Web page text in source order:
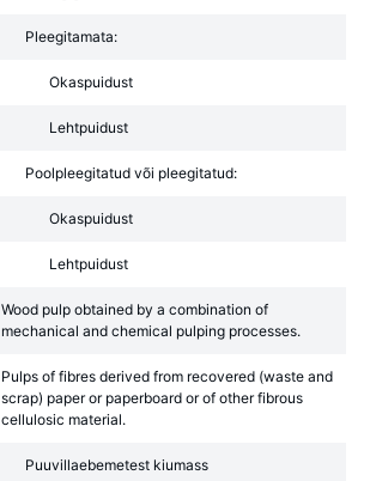
Pleegitamata:
Okaspuidust
Lehtpuidust
Poolpleegitatud või pleegitatud:
Okaspuidust
Lehtpuidust
Wood pulp obtained by a combination of
mechanical and chemical pulping processes.
Pulps of fibres derived from recovered (waste and
scrap) paper or paperboard or of other fibrous
cellulosic material.
Puuvillaebemetest kiumass